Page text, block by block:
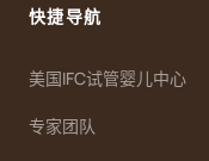
快捷导航
美国IFC试管婴儿中心
专家团队